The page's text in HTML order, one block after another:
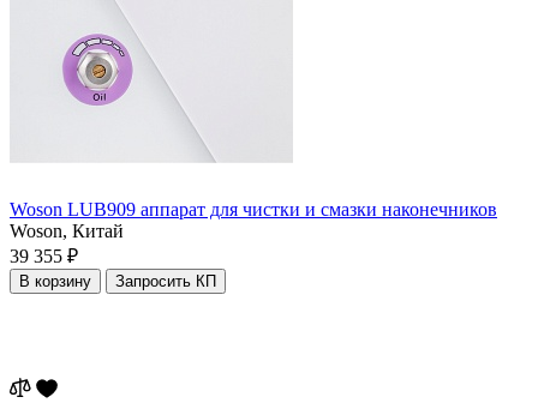
Woson LUB909 аппарат для чистки и смазки наконечников
Woson, Китай
39 355 ₽
В корзину Запросить КП